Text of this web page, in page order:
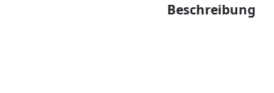
Beschreibung